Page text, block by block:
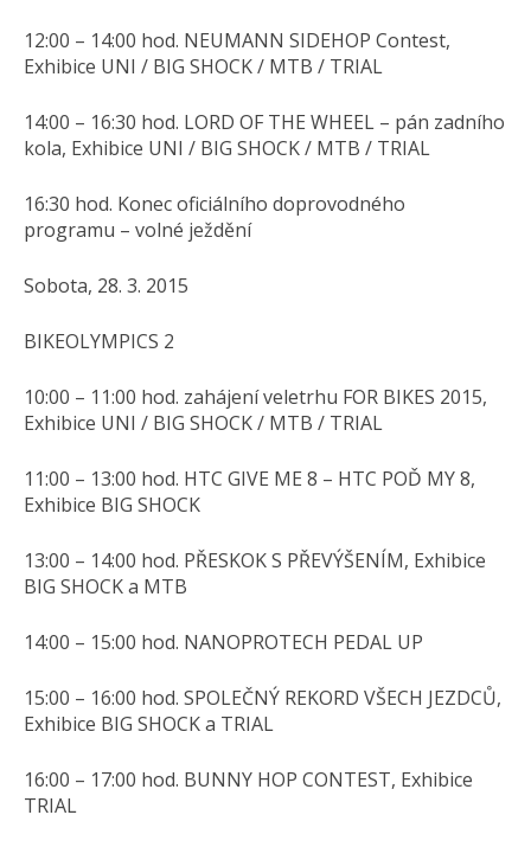
12:00 – 14:00 hod. NEUMANN SIDEHOP Contest,
Exhibice UNI / BIG SHOCK / MTB / TRIAL
14:00 – 16:30 hod. LORD OF THE WHEEL – pán zadního
kola, Exhibice UNI / BIG SHOCK / MTB / TRIAL
16:30 hod. Konec oficiálního doprovodného
programu – volné ježdění
Sobota, 28. 3. 2015
BIKEOLYMPICS 2
10:00 – 11:00 hod. zahájení veletrhu FOR BIKES 2015,
Exhibice UNI / BIG SHOCK / MTB / TRIAL
11:00 – 13:00 hod. HTC GIVE ME 8 – HTC POĎ MY 8,
Exhibice BIG SHOCK
13:00 – 14:00 hod. PŘESKOK S PŘEVÝŠENÍM, Exhibice
BIG SHOCK a MTB
14:00 – 15:00 hod. NANOPROTECH PEDAL UP
15:00 – 16:00 hod. SPOLEČNÝ REKORD VŠECH JEZDCŮ,
Exhibice BIG SHOCK a TRIAL
16:00 – 17:00 hod. BUNNY HOP CONTEST, Exhibice
TRIAL